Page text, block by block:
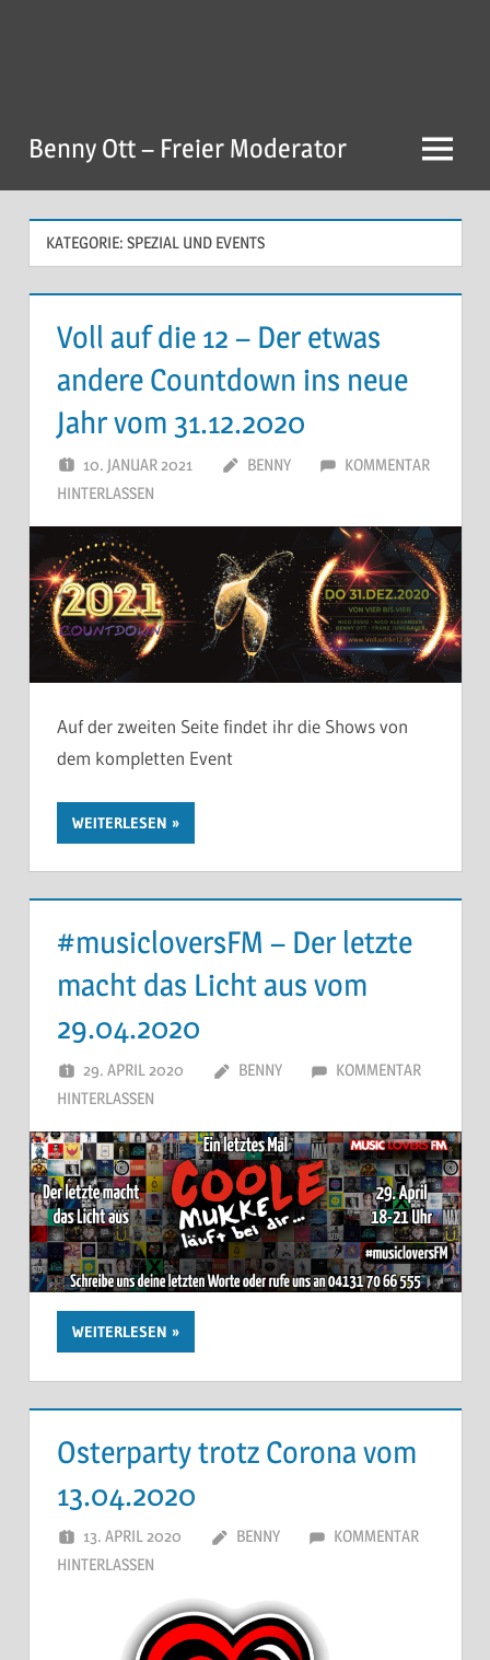
Benny Ott – Freier Moderator Menu
KATEGORIE: SPEZIAL UND EVENTS
Voll auf die 12 – Der etwas
andere Countdown ins neue
Jahr vom 31.12.2020
10. JANUAR 2021 BENNY
KOMMENTAR
HINTERLASSEN
Auf der zweiten Seite findet ihr die Shows von
dem kompletten Event
WEITERLESEN
#musicloversFM – Der letzte
macht das Licht aus vom
29.04.2020
29. APRIL 2020 BENNY
KOMMENTAR
HINTERLASSEN
WEITERLESEN
Osterparty trotz Corona vom
13.04.2020
13. APRIL 2020 BENNY
KOMMENTAR
HINTERLASSEN